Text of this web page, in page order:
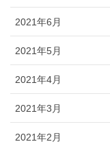
2021年6月
2021年5月
2021年4月
2021年3月
2021年2月